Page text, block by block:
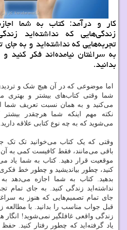
كار و درآمد: كتاب به شما
زندگی‌هایی كه نداشته‌اید
تجربه‌هایی كه نداشته‌اید و به
به سراغتان نیامده‌اند فكر
بدانید.
اما موضوعی که در آن هیچ شک و
شما وقتی کتاب‌های بیشتر و بهتری
می‌کنید و به همان نسبت تعریف شما
نکته مهم اینکه شما هرچقدر بیشتر
می‌شوید که به چه نوع کتابی علاقه دارید.
وقتی که یک کتاب می‌خوانید تک تک
باقی می‌مانند، فقط کافیست کمی به آن
موقعیت قرار دهید. کتاب به شما یاد
کنید، چطور بیاندیشید و چطور خط
بدهید. کتاب به شما اجازه می‌دهد
نداشته‌اید زندگی کنید. به جای تمام
جای تمام تصمیم‌هایی که هنوز به
قبل جواب مناسب را بدانید. با مطالعه
زندگی واقعی غافلگیر نمی‌شوید! انگار
یاد گرفته‌اید که چطور رفتار کنید.